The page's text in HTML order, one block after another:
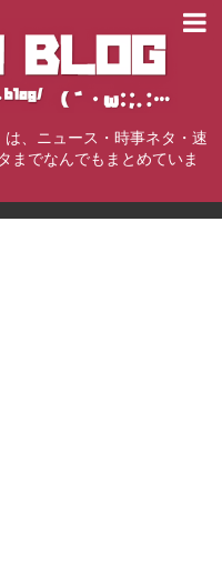
、ニュース・時事ネタ・速
までなんでもまとめていま